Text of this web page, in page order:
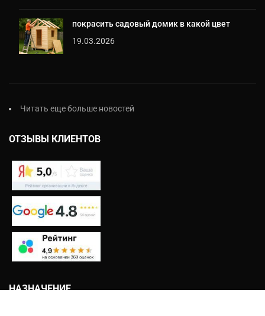
покрасить садовый домик в какой цвет
19.03.2026
Читать еще больше новостей
ОТЗЫВЫ КЛИЕНТОВ
НАЗНАЧЕНИЕ